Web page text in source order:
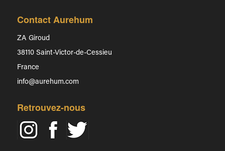
Contact Aurehum
ZA Giroud
38110 Saint-Victor-de-Cessieu
France
info@aurehum.com
Retrouvez-nous